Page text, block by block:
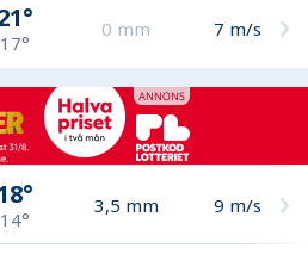
17°
0 mm 7 m/s
14°
3,5 mm 9 m/s